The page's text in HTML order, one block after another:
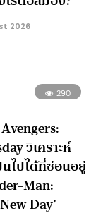
2026
290
วิเคราะห์
ไปได้ที่ซ่อนอยู่
Man:
Day’